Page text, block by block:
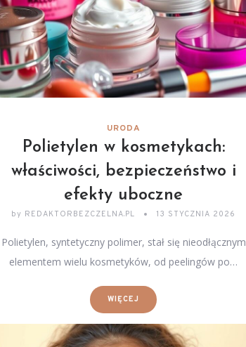
URODA
Polietylen w kosmetykach:
właściwości, bezpieczeństwo i
efekty uboczne
by REDAKTORBEZCZELNA.PL 13 STYCZNIA 2026
Polietylen, syntetyczny polimer, stał się nieodłącznym
elementem wielu kosmetyków, od peelingów po…
WIĘCEJ